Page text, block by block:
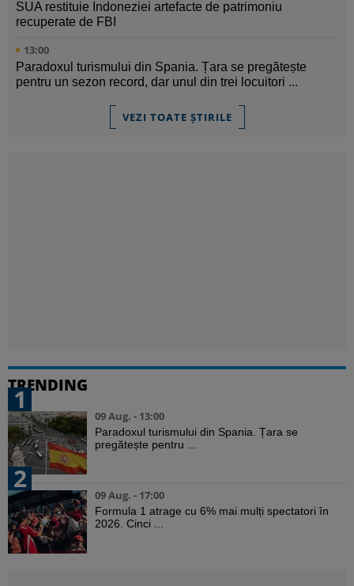
SUA restituie Indoneziei artefacte de patrimoniu
recuperate de FBI
13:00
Paradoxul turismului din Spania. Țara se pregătește
pentru un sezon record, dar unul din trei locuitori ...
VEZI TOATE ȘTIRILE
TRENDING
1
09 Aug. - 13:00
Paradoxul turismului din Spania. Țara se
pregătește pentru ...
2
09 Aug. - 17:00
Formula 1 atrage cu 6% mai mulți spectatori în
2026. Cinci ...